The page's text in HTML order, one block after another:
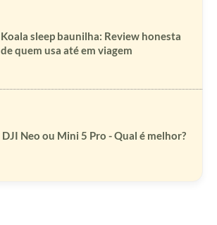
Koala sleep baunilha: Review honesta
de quem usa até em viagem
DJI Neo ou Mini 5 Pro - Qual é melhor?